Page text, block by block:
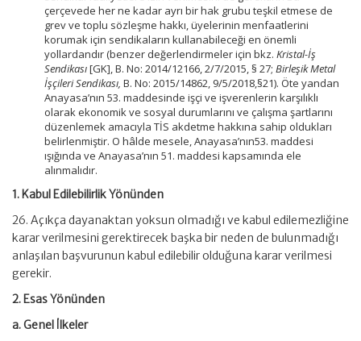
çerçevede her ne kadar ayrı bir hak grubu teşkil etmese de
grev ve toplu sözleşme hakkı, üyelerinin menfaatlerini
korumak için sendikaların kullanabileceği en önemli
yollardandır (benzer değerlendirmeler için bkz. Kristal-İş
Sendikası[GK], B. No: 2014/12166, 2/7/2015, § 27; Birleşik Metal
İşçileri Sendikası, B. No: 2015/14862, 9/5/2018,§21). Öte yandan
Anayasa’nın 53. maddesinde işçi ve işverenlerin karşılıklı
olarak ekonomik ve sosyal durumlarını ve çalışma şartlarını
düzenlemek amacıyla TİS akdetme hakkına sahip oldukları
belirlenmiştir. O hâlde mesele, Anayasa’nın53. maddesi
ışığında ve Anayasa’nın 51. maddesi kapsamında ele
alınmalıdır.
1. Kabul Edilebilirlik Yönünden
26. Açıkça dayanaktan yoksun olmadığı ve kabul edilemezliğine
karar verilmesini gerektirecek başka bir neden de bulunmadığı
anlaşılan başvurunun kabul edilebilir olduğuna karar verilmesi
gerekir.
2. Esas Yönünden
a. Genel İlkeler